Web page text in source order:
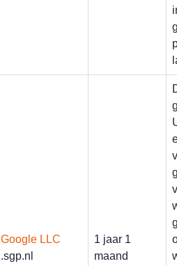
Google LLC
.sgp.nl
1 jaar 1
maand